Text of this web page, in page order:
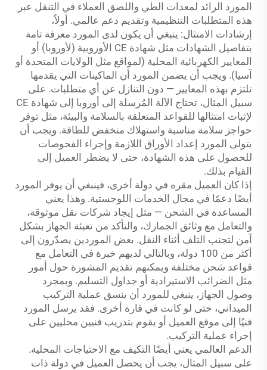
المورد الرائد لمعدات الطي واللصق العملاء في التنقل عبر
هذه المتطلبات التنظيمية وتقديم دعم عالمي. أولاً،
إرشادات الامتثال: ينبغي أن يكون لدى المورد معرفة تامة
بتفاصيل الشهادات مثل شهادة CE الأوروبية (لأوروبا) أو
المعايير الكهربائية المحلية (لمواقع مثل الولايات المتحدة أو
آسيا). ويجب أن يضمن المورد أن الماكينات التي يقدمها
تلتزم بهذه المعايير — دون التنازل عن أي متطلبات. على
سبيل المثال، تحتاج الآلة المُرسلة إلى أوروبا إلى شهادة CE
لإثبات امتثالها للقواعد المتعلقة بالسلامة والبيئة، مثل توفر
حواجز سلامة مناسبة واستهلاك منخفض للطاقة. ويجب أن
يتولى المورد إعداد الأوراق اللازمة وإجراء الفحوصات
للحصول على هذه الشهادة، حتى لا يضطر العميل إلى
القيام بذلك.
إذا كان العميل مقره في دولة أخرى، فينبغي أن يوفر المورد
أيضًا دعمًا في مجال الخدمات اللوجستية. وهذا يعني
المساعدة في الشحن — مثل إيجاد شركات نقل موثوقة،
والتعامل مع وثائق الجمارك، والتأكد من تعبئة الجهاز بشكل
آمن لتجنب التلف أثناء النقل. بعض الموردين يصدّرون إلى
أكثر من 100 دولة، وبالتالي لديهم خبرة في التعامل مع
قواعد شحن مختلفة ويمكنهم تقديم المشورة حول أمور
مثل الضرائب الاستيرادية أو جداول التسليم. وبمجرد
وصول الجهاز، ينبغي للمورد أن ينسق عملية التركيب
الميداني، حتى لو كانت في قارة أخرى. فقد يرسل المورد
فنيًا إلى موقع العميل أو يقوم بتدريب فنيين محليين على
إجراء عملية التركيب.
الدعم العالمي يعني أيضًا التكيف مع الاحتياجات المحلية.
على سبيل المثال، يجب أن يحصل العميل في دولة ذات